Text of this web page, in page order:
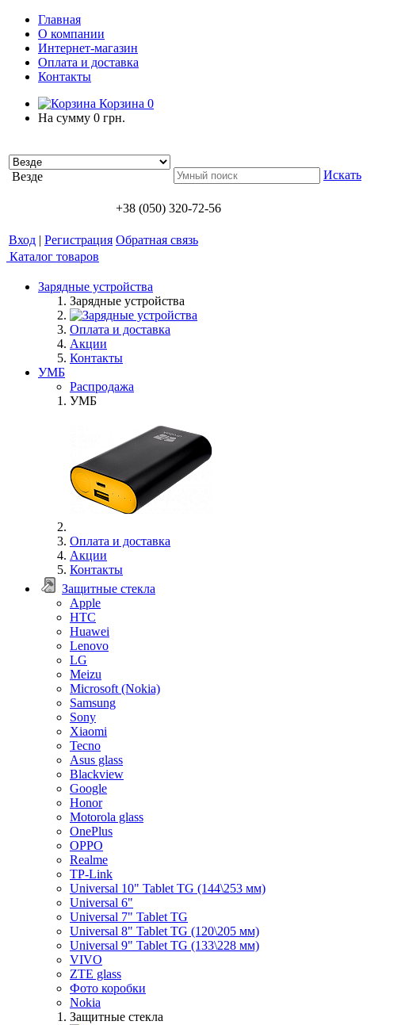
Главная
О компании
Интернет-магазин
Оплата и доставка
Контакты
Корзина 0
На сумму 0 грн.
Везде Искать
+38 (050) 320-72-56
Вход | Регистрация Обратная связь
Каталог товаров
Зарядные устройства
Зарядные устройства
Оплата и доставка
Акции
Контакты
УМБ
Распродажа
УМБ
Оплата и доставка
Акции
Контакты
Защитные стекла
Apple
HTC
Huawei
Lenovo
LG
Meizu
Microsoft (Nokia)
Samsung
Sony
Xiaomi
Tecno
Asus glass
Blackview
Google
Honor
Motorola glass
OnePlus
OPPO
Realme
TP-Link
Universal 10" Tablet TG (144\253 мм)
Universal 6"
Universal 7" Tablet TG
Universal 8" Tablet TG (120\205 мм)
Universal 9" Tablet TG (133\228 мм)
VIVO
ZTE glass
Фото коробки
Nokia
Защитные стекла